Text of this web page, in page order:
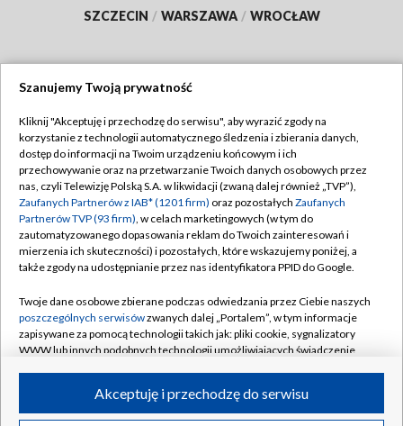
SZCZECIN / WARSZAWA / WROCŁAW
TVP
Abonament TVP
Emisja w TVP
Centrum informacji TVP
Naziemna Telewizja Cyfrowa
Rada Programowa
System NOS
Informacje o nadawcy
Program dla prasy
Regulamin TVP
Polityka prywatności
Moje zgody
Pomoc
Kontakt
Kanały
©2026 Telewizja Polska S.A. w likwidacji
Szanujemy Twoją prywatność
Kliknij "Akceptuję i przechodzę do serwisu", aby wyrazić zgody na
korzystanie z technologii automatycznego śledzenia i zbierania danych,
dostęp do informacji na Twoim urządzeniu końcowym i ich
przechowywanie oraz na przetwarzanie Twoich danych osobowych przez
nas, czyli Telewizję Polską S.A. w likwidacji (zwaną dalej również „TVP”),
Zaufanych Partnerów z IAB* (1201 firm) oraz pozostałych Zaufanych
Partnerów TVP (93 firm), w celach marketingowych (w tym do
zautomatyzowanego dopasowania reklam do Twoich zainteresowań i
mierzenia ich skuteczności) i pozostałych, które wskazujemy poniżej, a
także zgody na udostępnianie przez nas identyfikatora PPID do Google.
Twoje dane osobowe zbierane podczas odwiedzania przez Ciebie naszych
poszczególnych serwisówzwanych dalej „Portalem”, w tym informacje
zapisywane za pomocą technologii takich jak: pliki cookie, sygnalizatory
WWW lub innych podobnych technologii umożliwiających świadczenie
ruchu w Internecie.Akceptuję i przechodzę do serwisu